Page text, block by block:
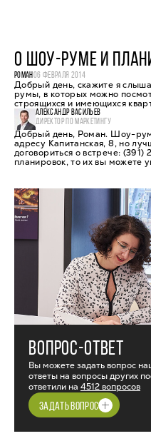
О ШОУ-РУМЕ И
РОМАН06 ФЕВРАЛЯ 2014
Добрый день, скажите я
румы, в которых можно
строящихся и имеющихся
АЛЕКСАНДР ВАСИЛЬЕВ
ДИРЕКТОР ПО МАРКЕТИНГУ
Добрый день, Роман. Шоу-рум
адресу Капитанская, 8, но
договориться о встрече: (391)
планировок, то их вы можете
ВОПРОС-ОТВЕТ
Вы можете задать вопрос
ответы на вопросы других
ответили на 4512 вопросов
ЗАДАТЬ ВОПРОС